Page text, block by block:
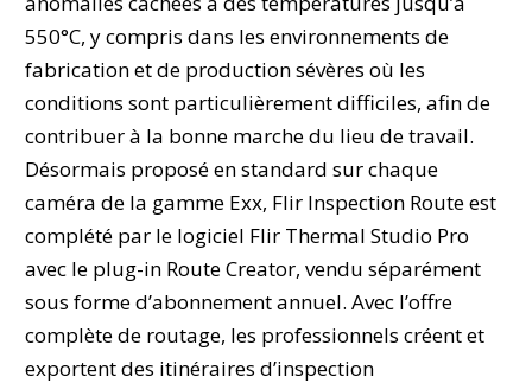
550°C, y compris dans les environnements de
fabrication et de production sévères où les
conditions sont particulièrement difficiles, afin de
contribuer à la bonne marche du lieu de travail.
Désormais proposé en standard sur chaque
caméra de la gamme Exx, Flir Inspection Route est
complété par le logiciel Flir Thermal Studio Pro
avec le plug-in Route Creator, vendu séparément
sous forme d’abonnement annuel. Avec l’offre
complète de routage, les professionnels créent et
exportent des itinéraires d’inspection